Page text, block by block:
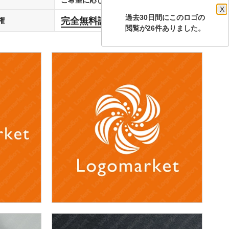
完全無料譲渡 します
過去30日間にこのロゴの
X
閲覧が26件ありました。